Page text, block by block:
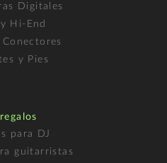
Digitales
Hi-End
Conectores
y Pies
para DJ
guitarristas